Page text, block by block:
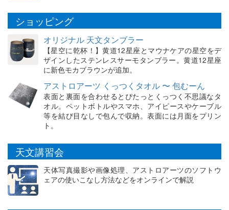
ショッピング
オリジナル 天文タンブラー
【星空に乾杯！】黄道12星座とマウナケアの星空をデ
ザインしたステンレスサーモタンブラー。黄道12星座
に新色モカブラウンが追加。
アストロアーツ くっつくタオル 〜 包むーん
表面と裏面を合わせるとぴたっとくっつく不思議なタ
オル。ペットボトルやスマホ、アイピースやケーブル
等を結び目なしで包んで収納。表面には月面をプリン
ト。
天文講習会
天体写真撮影や画像処理、アストロアーツのソフトウ
ェアの使いこなし方法などをオンラインで解説